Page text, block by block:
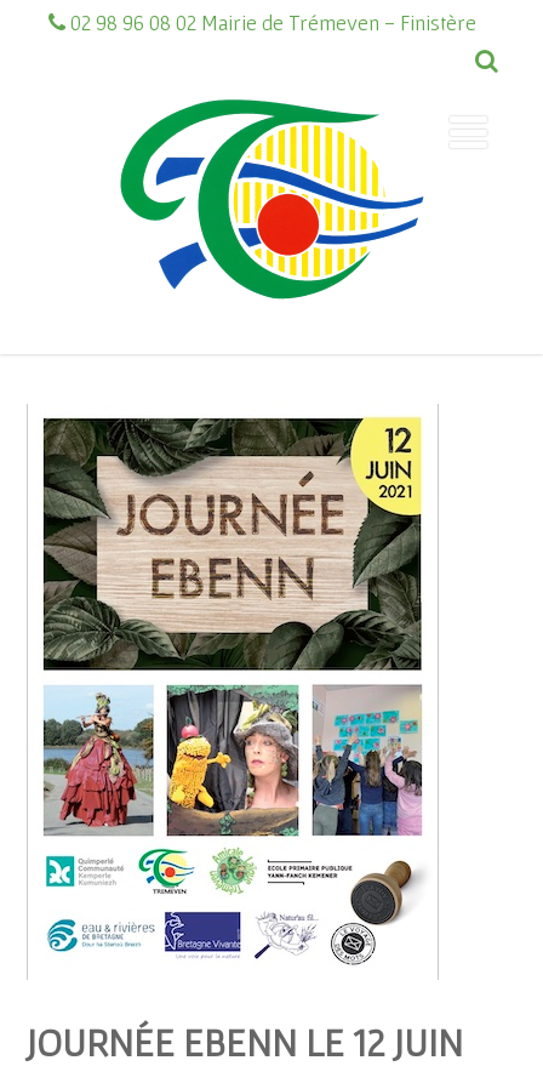
02 98 96 08 02 Mairie de Trémeven - Finistère
JOURNÉE EBENN LE 12 JUIN